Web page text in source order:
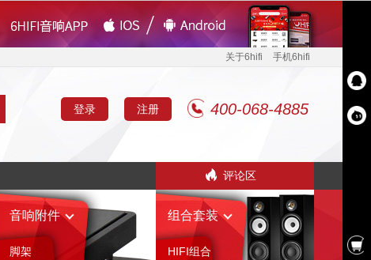
关于6hifi 手机6hifi
登录 注册 400-068-4885
评论区
音响附件
脚架
组合套装
HIFI组合